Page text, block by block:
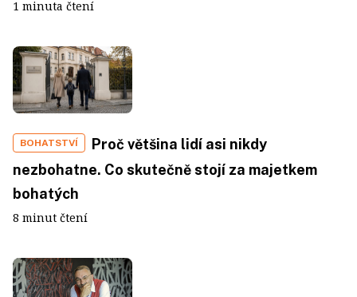
1 minuta čtení
BOHATSTVÍ
Proč většina lidí asi nikdy
nezbohatne. Co skutečně stojí za majetkem
bohatých
8 minut čtení